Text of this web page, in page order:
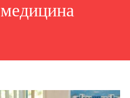
медицина